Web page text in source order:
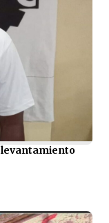
levantamiento